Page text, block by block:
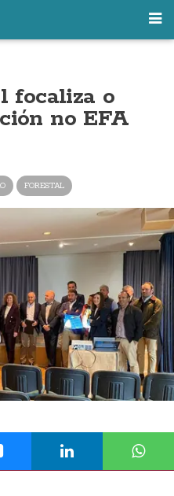
focaliza o
no EFA
FORESTAL